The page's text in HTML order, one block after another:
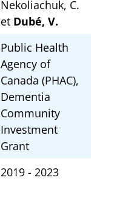
Nekoliachuk, C.
et Dubé, V.
Public Health
Agency of
Canada (PHAC),
Dementia
Community
Investment
Grant
2019 - 2023